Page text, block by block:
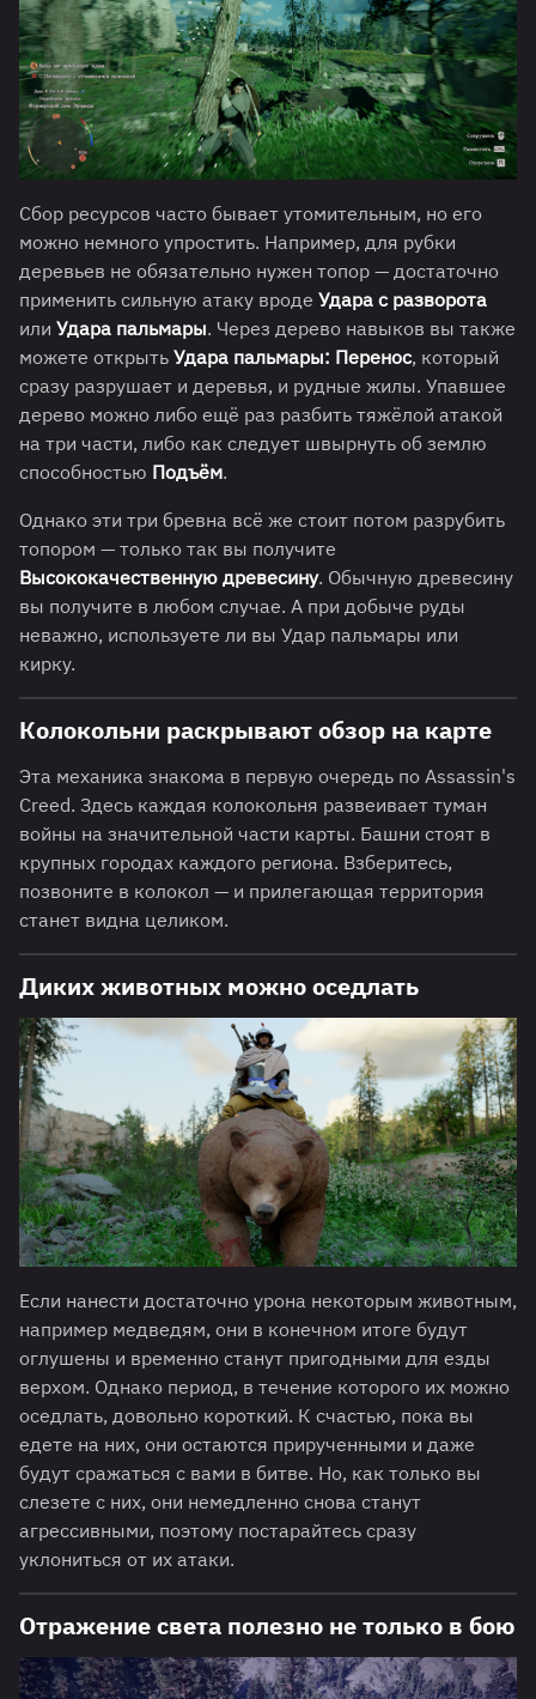
Сбор ресурсов часто бывает утомительным, но его
можно немного упростить. Например, для рубки
деревьев не обязательно нужен топор — достаточно
применить сильную атаку вроде Удара с разворота
или Удара пальмары. Через дерево навыков вы также
можете открыть Удара пальмары: Перенос, который
сразу разрушает и деревья, и рудные жилы. Упавшее
дерево можно либо ещё раз разбить тяжёлой атакой
на три части, либо как следует швырнуть об землю
способностью Подъём.
Однако эти три бревна всё же стоит потом разрубить
топором — только так вы получите
Высококачественную древесину. Обычную древесину
вы получите в любом случае. А при добыче руды
неважно, используете ли вы Удар пальмары или
кирку.
Колокольни раскрывают обзор на карте
Эта механика знакома в первую очередь по Assassin's
Creed. Здесь каждая колокольня развеивает туман
войны на значительной части карты. Башни стоят в
крупных городах каждого региона. Взберитесь,
позвоните в колокол — и прилегающая территория
станет видна целиком.
Диких животных можно оседлать
Если нанести достаточно урона некоторым животным,
например медведям, они в конечном итоге будут
оглушены и временно станут пригодными для езды
верхом. Однако период, в течение которого их можно
оседлать, довольно короткий. К счастью, пока вы
едете на них, они остаются прирученными и даже
будут сражаться с вами в битве. Но, как только вы
слезете с них, они немедленно снова станут
агрессивными, поэтому постарайтесь сразу
уклониться от их атаки.
Отражение света полезно не только в бою